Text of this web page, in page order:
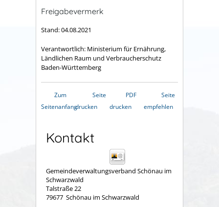
Freigabevermerk
Stand: 04.08.2021
Verantwortlich: Ministerium für Ernährung,
Ländlichen Raum und Verbraucherschutz
Baden-Württemberg
Zum
Seitenanfang
Seite
drucken
PDF
drucken
Seite
empfehlen
Kontakt
Gemeindeverwaltungsverband Schönau im
Schwarzwald
Talstraße 22
79677 Schönau im Schwarzwald